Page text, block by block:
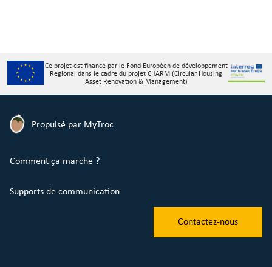
Ce projet est financé par le Fond Européen de développement
Regional dans le cadre du projet CHARM (Circular Housing
Asset Renovation & Management)
Propulsé par MyTroc
Comment ça marche ?
Supports de communication
Contactez-nous